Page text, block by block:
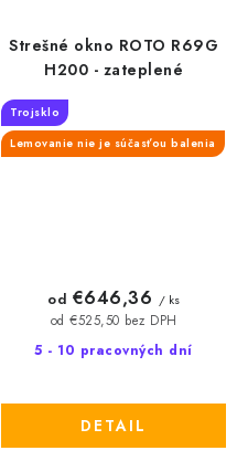
Strešné okno ROTO R69G
H200 - zateplené
Trojsklo
Lemovanie nie je súčasťou balenia
5 - 10 pracovných dní
od €525,50 bez DPH
od €646,36 / ks
DETAIL